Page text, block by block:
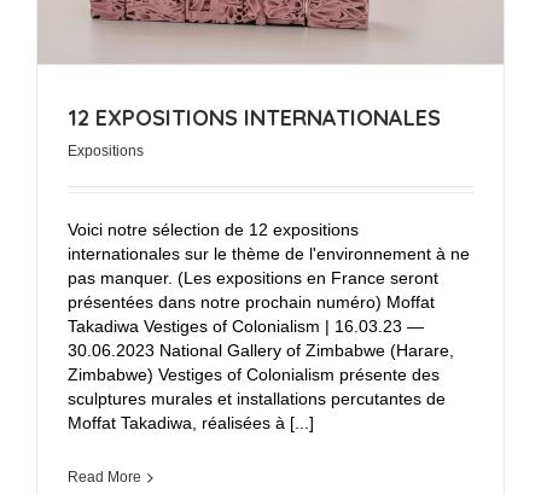
12 EXPOSITIONS INTERNATIONALES
Expositions
Voici notre sélection de 12 expositions
internationales sur le thème de l'environnement à ne
pas manquer. (Les expositions en France seront
présentées dans notre prochain numéro) Moffat
Takadiwa Vestiges of Colonialism | 16.03.23 —
30.06.2023 National Gallery of Zimbabwe (Harare,
Zimbabwe) Vestiges of Colonialism présente des
sculptures murales et installations percutantes de
Moffat Takadiwa, réalisées à [...]
Read More